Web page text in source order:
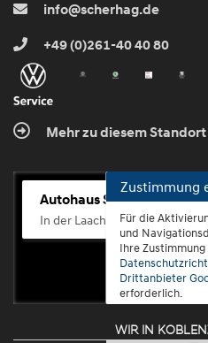
info@scherhag.de
+49 (0)261-40 40 80
Mehr zu diesem Standort
Autohaus Scherhag
In der Laach 76, 56072
Zustimmung
Für die
und
Ihre Zustimmung
Drittanbieter
erforderlich.
WIR IN